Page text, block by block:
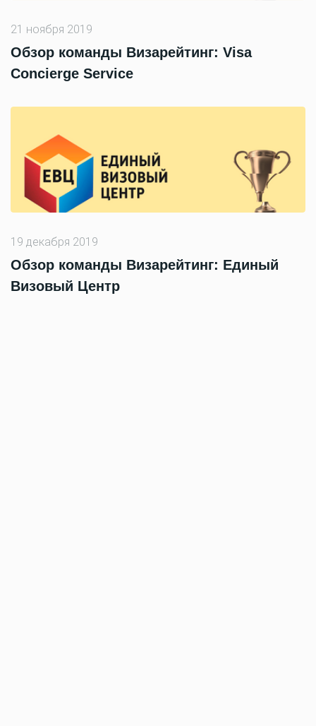
21 ноября 2019
Обзор команды Визарейтинг: Visa
Concierge Service
19 декабря 2019
Обзор команды Визарейтинг: Единый
Визовый Центр